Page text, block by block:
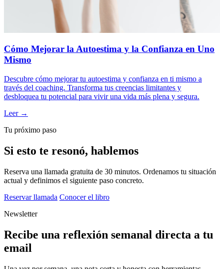
Cómo Mejorar la Autoestima y la Confianza en Uno
Mismo
Descubre cómo mejorar tu autoestima y confianza en ti mismo a
través del coaching. Transforma tus creencias limitantes y
desbloquea tu potencial para vivir una vida más plena y segura.
Leer →
Tu próximo paso
Si esto te resonó, hablemos
Reserva una llamada gratuita de 30 minutos. Ordenamos tu situación
actual y definimos el siguiente paso concreto.
Reservar llamada Conocer el libro
Newsletter
Recibe una reflexión semanal directa a tu
email